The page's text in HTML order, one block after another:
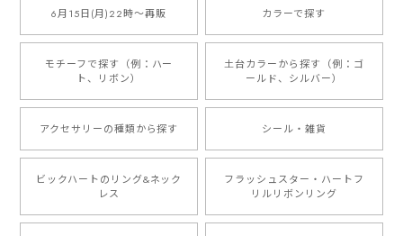
6月15日(月)22時〜再販 カラーで探す
モチーフで探す（例：ハー
ト、リボン）
土台カラーから探す（例：ゴ
ールド、シルバー）
アクセサリーの種類から探す シール・雑貨
ビックハートのリング&ネック
レス
フラッシュスター・ハートフ
リルリボンリング